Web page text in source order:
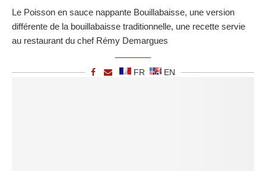
Le Poisson en sauce nappante Bouillabaisse, une version
différente de la bouillabaisse traditionnelle, une recette servie
au restaurant du chef Rémy Demargues
FR EN